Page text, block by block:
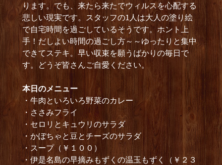
ります。でも、来たら来たでウィルスを心配する
悲しい現実です。スタッフの1人は大人の塗り絵
で自宅時間を過ごしているそうです。ホント上
手！だしよい時間の過ごし方～～ゆったりと集中
できてステキ。早い収束を願うばかりの毎日で
す。どうぞ皆さんご自愛ください。
本日のメニュー
・牛肉といろいろ野菜のカレー
・ささみフライ
・セロリとキュウリのサラダ
・かぼちゃと豆とチーズのサラダ
・スープ（￥１００）
・伊是名島の早摘みもずくの温玉もずく（￥２３